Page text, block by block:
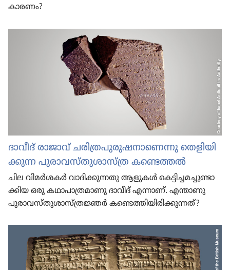
കാരണം?
ദാവീദ്‌ രാജാവ്‌ ചരി​ത്ര​പു​രു​ഷ​നാ​ണെന്നു തെളി​യി​
ക്കുന്ന പുരാ​വ​സ്‌തു​ശാ​സ്‌ത്ര കണ്ടെത്തൽ
ചില വിമർശകർ വാദി​ക്കു​ന്നതു ആളുകൾ കെട്ടി​ച്ച​മ​ച്ചു​ണ്ടാ​
ക്കിയ ഒരു കഥാപാ​ത്ര​മാ​ണു ദാവീദ്‌ എന്നാണ്‌. എന്താണു
പുരാ​വ​സ്‌തു​ശാ​സ്‌ത്രജ്ഞർ കണ്ടെത്തി​യി​രി​ക്കു​ന്നത്‌?